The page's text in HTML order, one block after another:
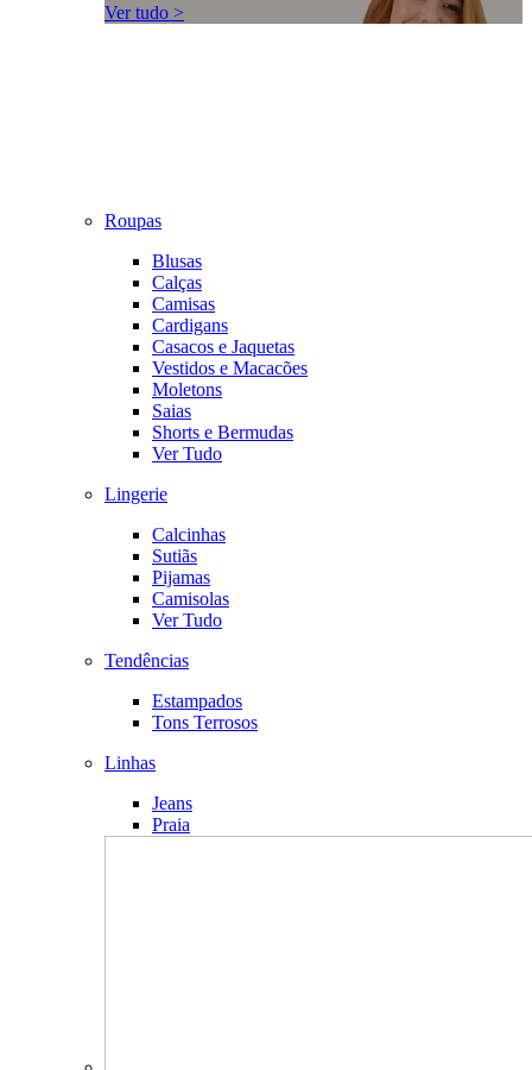
Ver tudo >
Roupas
Blusas
Calças
Camisas
Cardigans
Casacos e Jaquetas
Vestidos e Macacões
Moletons
Saias
Shorts e Bermudas
Ver Tudo
Lingerie
Calcinhas
Sutiãs
Pijamas
Camisolas
Ver Tudo
Tendências
Estampados
Tons Terrosos
Linhas
Jeans
Praia